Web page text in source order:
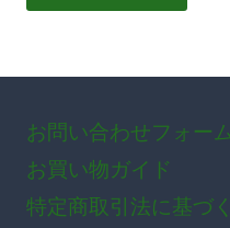
お問い合わせフォー
お買い物ガイド
特定商取引法に基づ